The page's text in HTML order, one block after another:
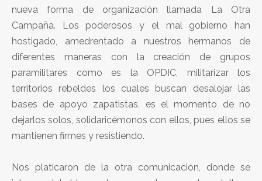
nueva forma de organización llamada La Otra
Campaña. Los poderosos y el mal gobierno han
hostigado, amedrentado a nuestros hermanos de
diferentes maneras con la creación de grupos
paramilitares como es la OPDIC, militarizar los
territorios rebeldes los cuales buscan desalojar las
bases de apoyo zapatistas, es el momento de no
dejarlos solos, solidaricémonos con ellos, pues ellos se
mantienen firmes y resistiendo.
Nos platicaron de la otra comunicación, donde se